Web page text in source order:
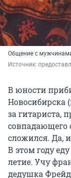
Общение с
Источник:
В юности
Новосибирска
за гитариста,
совпадающего
сложился. Да,
В этом году
летие. Учу
дедушка